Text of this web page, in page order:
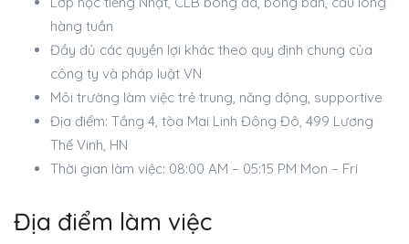
hàng tuần
Đầy đủ các quyền lợi khác theo quy định chung của
công ty và pháp luật VN
Môi trường làm việc trẻ trung, năng động, supportive
Địa điểm: Tầng 4, tòa Mai Linh Đông Đô, 499 Lương
Thế Vinh, HN
Thời gian làm việc: 08:00 AM – 05:15 PM Mon – Fri
Địa điểm làm việc